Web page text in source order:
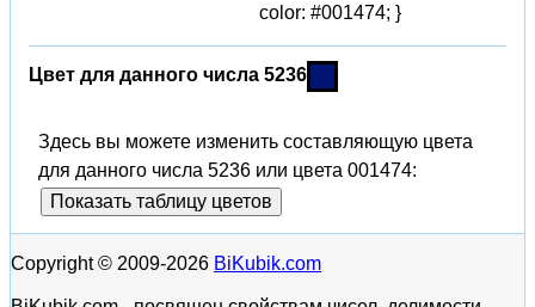
color: #001474; }
Цвет для данного числа 5236
Здесь вы можете изменить составляющую цвета
для данного числа 5236 или цвета 001474:
Показать таблицу цветов
Copyright © 2009-2026 BiKubik.com